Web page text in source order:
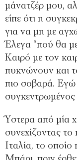
μάνατζέρ μου,
είπε ότι η
για να μη με
Έλεγα “πού θα
Καιρό με τον
πυκνώνουν και
πιο σοβαρά.
Ύστερα από μία
συνεχίζοντας το
Ιταλία, το